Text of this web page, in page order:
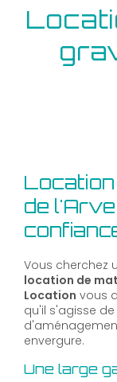
de
Vous cherchez
location de
Location vous
qu'il s'agisse
envergure.
Une large